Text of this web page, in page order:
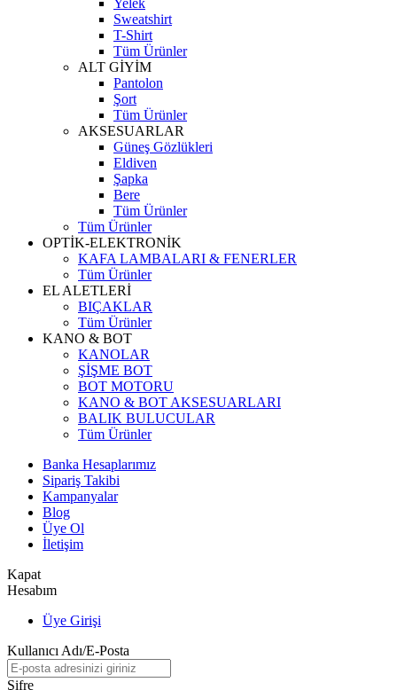
Yelek
Sweatshirt
T-Shirt
Tüm Ürünler
ALT GİYİM
Pantolon
Şort
Tüm Ürünler
AKSESUARLAR
Güneş Gözlükleri
Eldiven
Şapka
Bere
Tüm Ürünler
Tüm Ürünler
OPTİK-ELEKTRONİK
KAFA LAMBALARI & FENERLER
Tüm Ürünler
EL ALETLERİ
BIÇAKLAR
Tüm Ürünler
KANO & BOT
KANOLAR
ŞİŞME BOT
BOT MOTORU
KANO & BOT AKSESUARLARI
BALIK BULUCULAR
Tüm Ürünler
Banka Hesaplarımız
Sipariş Takibi
Kampanyalar
Blog
Üye Ol
İletişim
Kapat
Hesabım
Üye Girişi
Kullanıcı Adı/E-Posta
Şifre